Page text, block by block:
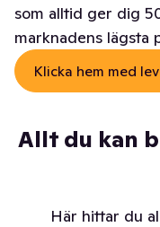
som alltid ger dig
marknadens lägsta
Klicka hem med
Allt du kan
Här hittar du